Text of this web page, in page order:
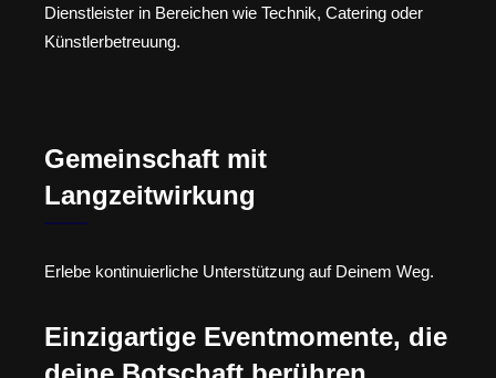
Dienstleister in Bereichen wie Technik, Catering oder
Künstlerbetreuung.
Gemeinschaft mit
Langzeitwirkung
Erlebe kontinuierliche Unterstützung auf Deinem Weg.
Einzigartige Eventmomente, die